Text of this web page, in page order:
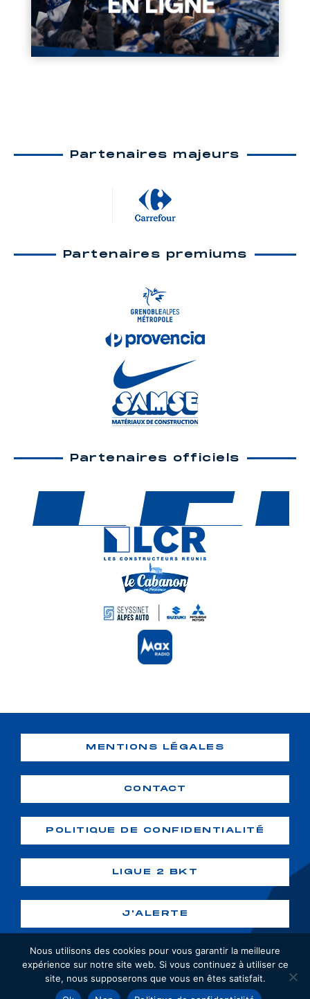
Partenaires majeurs
Partenaires premiums
Partenaires officiels
MENTIONS LÉGALES
CONTACT
POLITIQUE DE CONFIDENTIALITÉ
LIGUE 2 BKT
J'ALERTE
Copyright ©2026 GF38. Tous droits
Nous utilisons des cookies pour vous garantir la meilleure
expérience sur notre site web. Si vous continuez à utiliser ce
site, nous supposerons que vous en êtes satisfait.